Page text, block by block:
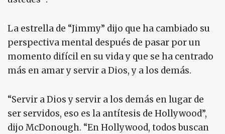
La estrella de “Jimmy” dijo que ha cambiado su
perspectiva mental después de pasar por un
momento difícil en su vida y que se ha centrado
más en amar y servir a Dios, y a los demás.
“Servir a Dios y servir a los demás en lugar de
ser servidos, eso es la antítesis de Hollywood”,
dijo McDonough. “En Hollywood, todos buscan